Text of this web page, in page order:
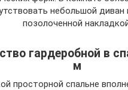
небольшой диван
позолоченной
гардеробной в
м
просторной спальне